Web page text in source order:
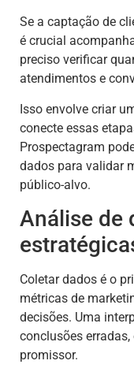
Se a captação de
é crucial
preciso verificar
atendimentos e
Isso envolve criar
conecte essas
Prospectagram
dados para validar
público-alvo.
Análise de
Coletar dados é o
métricas de
decisões. Uma
conclusões
promissor.